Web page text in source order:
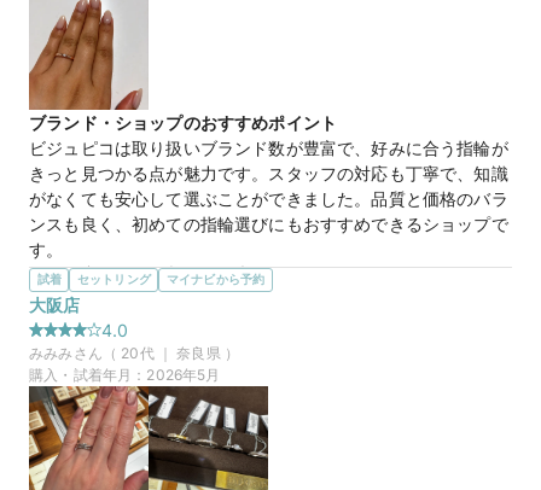
マイナビ限定
この店舗のおすすめ特典情報
WEB来店予約で、マイナビとBIJOUPIKOから ¥16,000分の電子マ
ネー＆金券プレゼント！
です。
商品名
価格帯 10万円
この店舗のおすすめ特典情報
WEB来店予約で、マイナビとBIJOUPIKOから ¥16,000分の電子マ
ネー＆金券プレゼント！
ブランド・ショップのおすすめポイント
ビジュピコは取り扱いブランド数が豊富で、好みに合う指輪が
きっと見つかる点が魅力です。スタッフの対応も丁寧で、知識
がなくても安心して選ぶことができました。品質と価格のバラ
ンスも良く、初めての指輪選びにもおすすめできるショップで
す。
選んだ商品を気に入った理由
シンプルで飽きのこないデザインに惹かれ、手に馴染むピンク
ゴールドの指輪とダイヤモンドの程よい大きさが主張しすぎず
上品で普段使いしやすいと感じました。品質に対して価格も納
得感があり、長く大切に身につけたいと思える指輪でした。
この店舗の良かったところ
結婚指輪を購入させていただきました。スタッフさんがとても
丁寧で、こちらのペースに合わせて親身に対応してくださり安
心して選ぶことができました。唐突な要望にも柔軟に対応して
試着 セットリング マイナビから予約
大阪店
4.0
みみみ さん（ 20代 ｜奈良県 ）
購入・試着年月： 2026年5月